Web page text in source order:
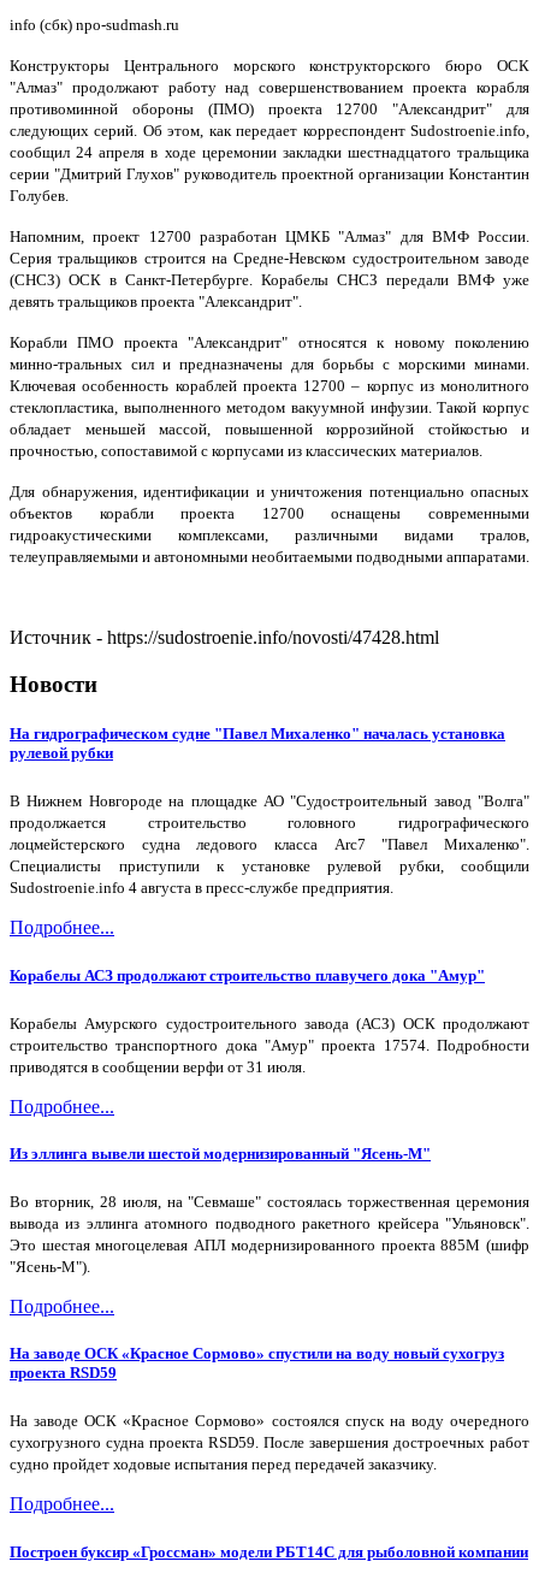
info (сбк) npo-sudmash.ru
Конструкторы Центрального морского конструкторского бюро ОСК
"Алмаз" продолжают работу над совершенствованием проекта корабля
противоминной обороны (ПМО) проекта 12700 "Александрит" для
следующих серий. Об этом, как передает корреспондент Sudostroenie.info,
сообщил 24 апреля в ходе церемонии закладки шестнадцатого тральщика
серии "Дмитрий Глухов" руководитель проектной организации Константин
Голубев.
Напомним, проект 12700 разработан ЦМКБ "Алмаз" для ВМФ России.
Серия тральщиков строится на Средне-Невском судостроительном заводе
(СНСЗ) ОСК в Санкт-Петербурге. Корабелы СНСЗ передали ВМФ уже
девять тральщиков проекта "Александрит".
Корабли ПМО проекта "Александрит" относятся к новому поколению
минно-тральных сил и предназначены для борьбы с морскими минами.
Ключевая особенность кораблей проекта 12700 ‒ корпус из монолитного
стеклопластика, выполненного методом вакуумной инфузии. Такой корпус
обладает меньшей массой, повышенной коррозийной стойкостью и
прочностью, сопоставимой с корпусами из классических материалов.
Для обнаружения, идентификации и уничтожения потенциально опасных
объектов корабли проекта 12700 оснащены современными
гидроакустическими комплексами, различными видами тралов,
телеуправляемыми и автономными необитаемыми подводными аппаратами.
Источник - https://sudostroenie.info/novosti/47428.html
Новости
На гидрографическом судне "Павел Михаленко" началась установка
рулевой рубки
В Нижнем Новгороде на площадке АО "Судостроительный завод "Волга"
продолжается строительство головного гидрографического
лоцмейстерского судна ледового класса Arc7 "Павел Михаленко".
Специалисты приступили к установке рулевой рубки, сообщили
Sudostroenie.info 4 августа в пресс-службе предприятия.
Подробнее...
Корабелы АСЗ продолжают строительство плавучего дока "Амур"
Корабелы Амурского судостроительного завода (АСЗ) ОСК продолжают
строительство транспортного дока "Амур" проекта 17574. Подробности
приводятся в сообщении верфи от 31 июля.
Подробнее...
Из эллинга вывели шестой модернизированный "Ясень-М"
Во вторник, 28 июля, на "Севмаше" состоялась торжественная церемония
вывода из эллинга атомного подводного ракетного крейсера "Ульяновск".
Это шестая многоцелевая АПЛ модернизированного проекта 885М (шифр
"Ясень-М").
Подробнее...
На заводе ОСК «Красное Сормово» спустили на воду новый сухогруз
проекта RSD59
На заводе ОСК «Красное Сормово» состоялся спуск на воду очередного
сухогрузного судна проекта RSD59. После завершения достроечных работ
судно пройдет ходовые испытания перед передачей заказчику.
Подробнее...
Построен буксир «Гроссман» модели РБТ14С для рыболовной компании